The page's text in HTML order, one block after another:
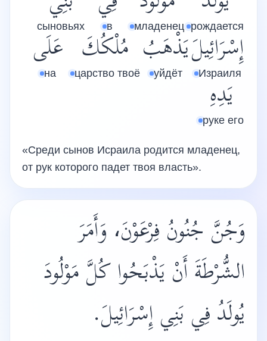
рождается
младенец
в
сыновьях
إِسْرَائِيلَ
Израиля
يَذْهَبُ
уйдёт
مُلْكُكَ
царство твоё
عَلَى
на
يَدِهِ
руке его
«Среди сынов Исраила родится младенец,
от рук которого падет твоя власть».
وَجُنَّ جُنُونُ فِرْعَوْنَ، وَأَمَرَ
الشُّرْطَةَ أَنْ يَذْبَحُوا كُلَّ مَوْلُودَ
يُولَدُ فِي بَنِي إِسْرَائِيلَ.